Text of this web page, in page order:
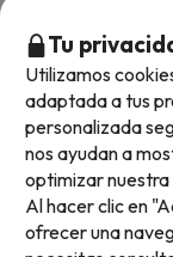
Hoteles con
Selección de la
Los favoritos de
Vacaciones en
Métodos de pago
Tu
Utilizamos
adaptada a tus
personalizada
nos ayudan a
optimizar
Al hacer clic en
ofrecer una